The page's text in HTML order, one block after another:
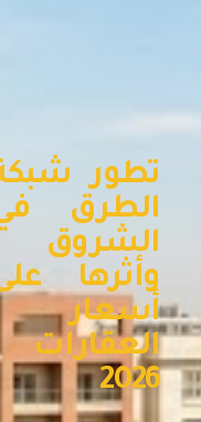
تطور شبكة
الطرق في
الشروق
وأثرها على
أسعار
العقارات
2026